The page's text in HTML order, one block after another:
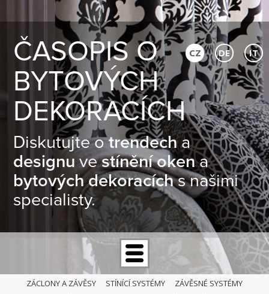
ČASOPIS O
BYTOVÝCH
DEKORACÍCH
Diskutujte otrendecha
designuvestínění okena
bytových dekoracíchs našimi
specialisty.
CZ DE IT
ZÁCLONY A ZÁVĚSY STÍNÍCÍ SYSTÉMY
ZÁVĚSNÉ SYSTÉMY